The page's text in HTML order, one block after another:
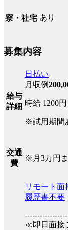
寮・社宅 あり
募集内容
給与
詳細
日払い
月収例
時給 1200円
※試用期間
交通
費
※月3万円
リモート面
履歴書不要
≪即日面接